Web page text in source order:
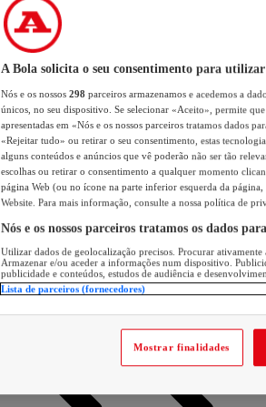
A Bola solicita o seu consentimento para utilizar
Nós e os nossos 298 parceiros armazenamos e acedemos a
únicos, no seu dispositivo. Se selecionar «Aceito», permite
apresentadas em «Nós e os nossos parceiros tratamos dados
«Rejeitar tudo» ou retirar o seu consentimento, estas
alguns conteúdos e anúncios que vê poderão não ser tão
escolhas ou retirar o consentimento a qualquer momento
página Web (ou no ícone na parte inferior esquerda da página,
Website. Para mais informação, consulte a nossa política de
Nós e os nossos parceiros tratamos os dados
Utilizar dados de geolocalização precisos. Procurar
Armazenar e/ou aceder a informações num dispositivo.
publicidade e conteúdos, estudos de audiência e
Lista de parceiros (fornecedores)
Mostrar finalidades